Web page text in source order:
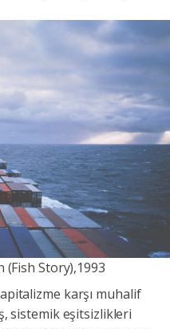
(Fish Story),1993
karşı muhalif
sistemik eşitsizlikleri